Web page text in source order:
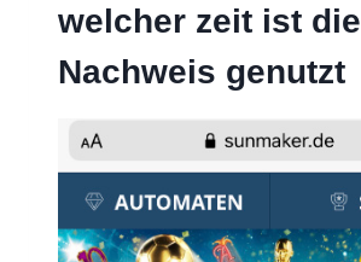
welcher zeit ist die
Nachweis genutzt